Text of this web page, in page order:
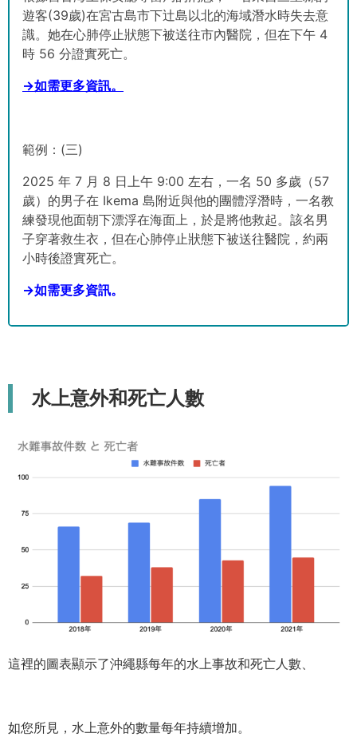
遊客(39歲)在宮古島市下辻島以北的海域潛水時失去意
識。她在心肺停止狀態下被送往市內醫院，但在下午 4
時 56 分證實死亡。
→如需更多資訊。
範例： (三)
2025 年 7 月 8 日上午 9:00 左右，一名 50 多歲（57
歲）的男子在 Ikema 島附近與他的團體浮潛時，一名教
練發現他面朝下漂浮在海面上，於是將他救起。該名男
子穿著救生衣，但在心肺停止狀態下被送往醫院，約兩
小時後證實死亡。
→如需更多資訊。
水上意外和死亡人數
這裡的圖表顯示了沖繩縣每年的水上事故和死亡人數、
如您所見，水上意外的數量每年持續增加。